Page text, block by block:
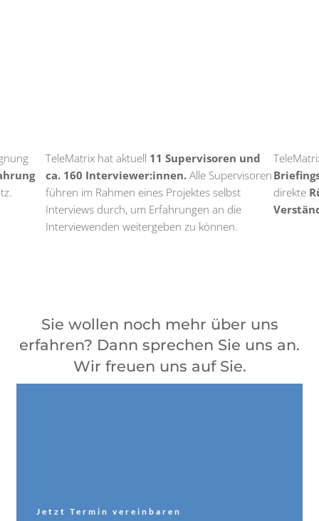
TeleMatrix hat aktuell 11 Supervisoren und
ca. 160 Interviewer:innen. Alle Supervisoren
führen im Rahmen eines Projektes selbst
Interviews durch, um Erfahrungen an die
Interviewenden weitergeben zu können.
direkte
Sie wollen noch mehr über uns
erfahren? Dann sprechen Sie uns an.
Wir freuen uns auf Sie.
Jetzt Termin vereinbaren